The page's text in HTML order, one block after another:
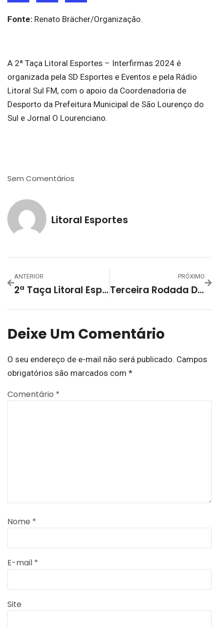
Fonte: Renato Brächer/Organização.
A 2ª Taça Litoral Esportes – Interfirmas 2024 é
organizada pela SD Esportes e Eventos e pela Rádio
Litoral Sul FM, com o apoio da Coordenadoria de
Desporto da Prefeitura Municipal de São Lourenço do
Sul e Jornal O Lourenciano.
Sem Comentários
Litoral Esportes
ANTERIOR
2ª Taça Litoral Esportes – Interfirmas 2024 – Fotos Das Equipes Da 2ª Rodada
PRÓXIMO
Terceira Rodada Da 2ª Taça Litoral Esportes – Interfirmas 2024 Contou Com Vitórias De Tia Clarinda, Fama E Jepsen
Deixe Um Comentário
O seu endereço de e-mail não será publicado. Campos
obrigatórios são marcados com *
Comentário *
Nome *
E-mail *
Site